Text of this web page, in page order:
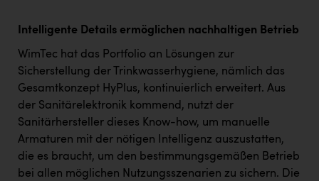
Vier Diamanten
Wir besiegen Krebs
Wirtschaftskammer OÖ
ZGONC
ZULuft - Zukunft Luft Austria
Intelligente Details ermöglichen nachhaltigen Betrieb
WimTec hat das Portfolio an Lösungen zur
Sicherstellung der Trinkwasserhygiene, nämlich das
Gesamtkonzept HyPlus, kontinuierlich erweitert. Aus
der Sanitärelektronik kommend, nutzt der
Sanitärhersteller dieses Know-how, um manuelle
Armaturen mit der nötigen Intelligenz auszustatten,
die es braucht, um den bestimmungsgemäßen Betrieb
bei allen möglichen Nutzungsszenarien zu sichern. Die